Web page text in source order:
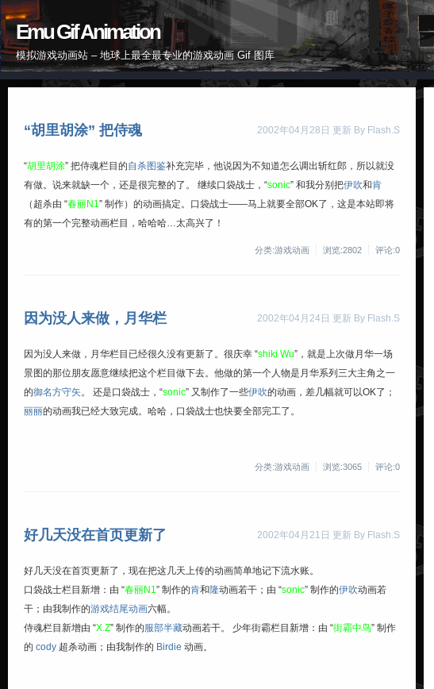
Emu Gif Animation
模拟游戏动画站 – 地球上最全最专业的游戏动画 Gif 图库
2002年04月28日 更新 By Flash.S
“胡里胡涂” 把侍魂
“胡里胡涂” 把侍魂栏目的自杀图鉴补充完毕，他说因为不知道怎么调出斩红郎，所以就没
有做。说来就缺一个，还是很完整的了。 继续口袋战士，“sonic” 和我分别把伊吹和肯
（超杀由 “春丽N1” 制作）的动画搞定。口袋战士——马上就要全部OK了，这是本站即将
有的第一个完整动画栏目，哈哈哈…太高兴了！
分类:游戏动画 浏览:2802 评论:0
2002年04月24日 更新 By Flash.S
因为没人来做，月华栏
因为没人来做，月华栏目已经很久没有更新了。很庆幸 “shiki Wu”，就是上次做月华一场
景图的那位朋友愿意继续把这个栏目做下去。他做的第一个人物是月华系列三大主角之一
的御名方守矢 。 还是口袋战士，“sonic” 又制作了一些伊吹的动画，差几幅就可以OK了；
丽丽的动画我已经大致完成。哈哈，口袋战士也快要全部完工了。
分类:游戏动画 浏览:3065 评论:0
2002年04月21日 更新 By Flash.S
好几天没在首页更新了
好几天没在首页更新了，现在把这几天上传的动画简单地记下流水账。
口袋战士栏目新增：由 “春丽N1 ” 制作的肯和隆动画若干；由 “sonic” 制作的伊吹动画若
干；由我制作的游戏结尾动画六幅。
侍魂栏目新增由 “X.Z” 制作的服部半藏动画若干。 少年街霸栏目新增：由 “街霸中鸟” 制作
的 cody 超杀动画；由我制作的 Birdie 动画。